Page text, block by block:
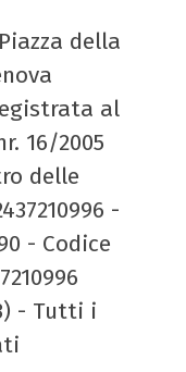
della
al
16/2005
delle
-
- Codice
- Tutti i